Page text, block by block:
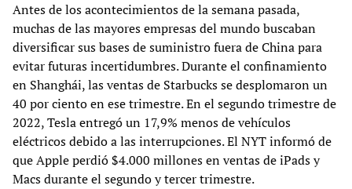
Antes de los acontecimientos de la semana pasada,
muchas de las mayores empresas del mundo buscaban
diversificar sus bases de suministro fuera de China para
evitar futuras incertidumbres. Durante el confinamiento
en Shanghái, las ventas de Starbucks se desplomaron un
40 por ciento en ese trimestre. En el segundo trimestre de
2022, Tesla entregó un 17,9% menos de vehículos
eléctricos debido a las interrupciones. El NYT informó de
que Apple perdió $4.000 millones en ventas de iPads y
Macs durante el segundo y tercer trimestre.